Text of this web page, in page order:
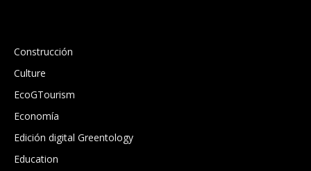
Construcción
Culture
EcoGTourism
Economía
Edición digital Greentology
Education